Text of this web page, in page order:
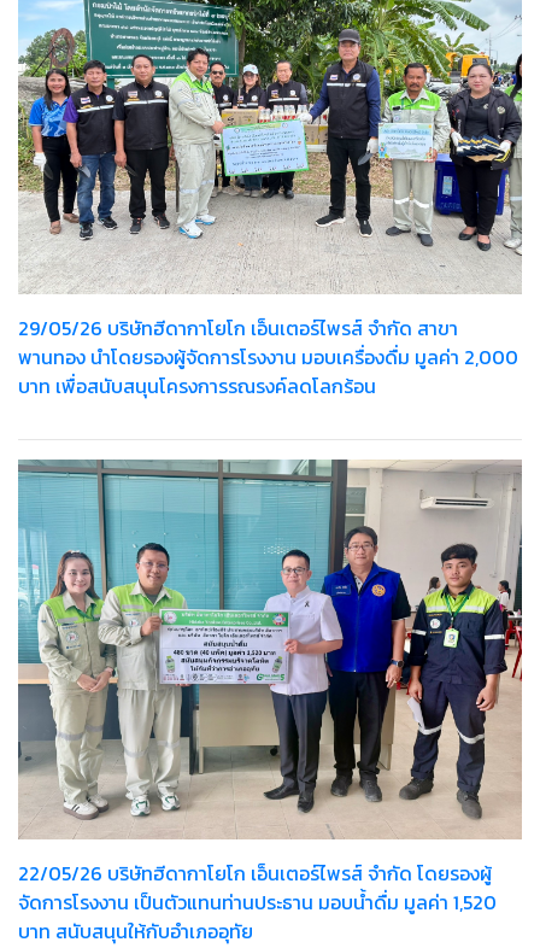
29/05/26 บริษัทฮีดากาโยโก เอ็นเตอร์ไพรส์ จำกัด สาขา
พานทอง นำโดยรองผู้จัดการโรงงาน มอบเครื่องดื่ม มูลค่า 2,000
บาท เพื่อสนับสนุนโครงการรณรงค์ลดโลกร้อน
22/05/26 บริษัทฮีดากาโยโก เอ็นเตอร์ไพรส์ จำกัด โดยรองผู้
จัดการโรงงาน เป็นตัวแทนท่านประธาน มอบน้ำดื่ม มูลค่า 1,520
บาท สนับสนุนให้กับอำเภออุทัย